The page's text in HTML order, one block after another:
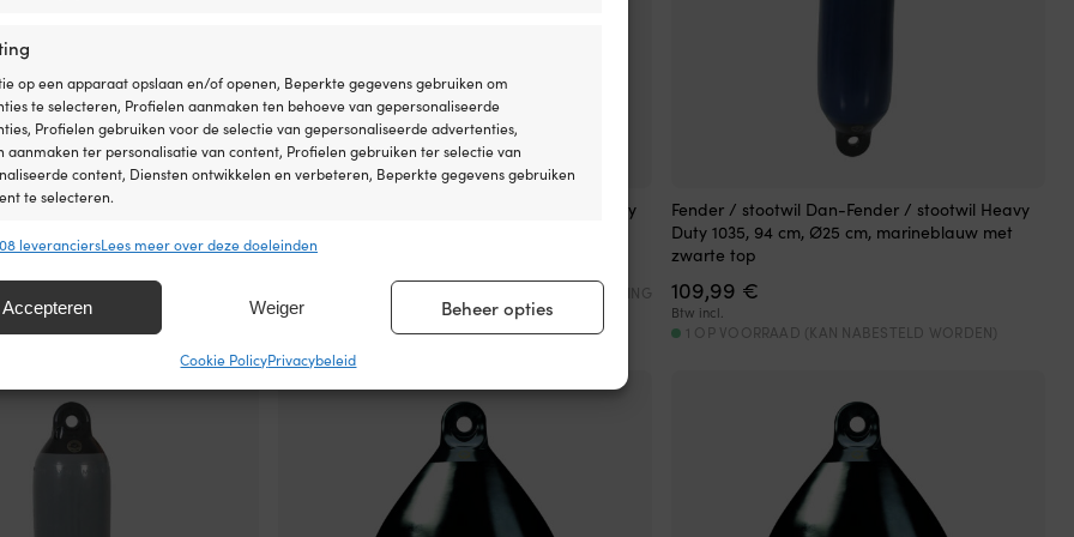
op een apparaat opslaan en/of openen, Beperkte gegevens gebruiken om
te selecteren, Profielen aanmaken ten behoeve van gepersonaliseerde
Profielen gebruiken voor de selectie van gepersonaliseerde advertenties,
aanmaken ter personalisatie van content, Profielen gebruiken ter selectie van
content, Diensten ontwikkelen en verbeteren, Beperkte gegevens gebruiken
te selecteren.
uit andere gegevensbronnen met elkaar matchen en combineren,
apparaten linken, Apparaten identificeren op basis van automatisch
informatie.
voor beveiliging, fraude voorkomen en detecteren en
opsporen, Advertenties en content leveren en tonen,
opslaan en delen.
leveranciersLees meer over deze doeleinden
Accepteren Weiger Beheer opties
Cookie PolicyPrivacybeleid
Dan-Fender / stootwil Heavy
Ø12.5 cm, wit met zwarte top
(KAN NABESTELD WORDEN)
Fender / stootwil Dan-Fender / stootwil Heavy
zwarte top
Btw incl.
BESCHIKBAAR VIA NABESTELLING
Fender / stootwil Dan-Fender / stootwil Heavy
Duty 1035, 94 cm, Ø25 cm, marineblauw met
zwarte top
109,99 €
Btw incl.
1 OP VOORRAAD (KAN NABESTELD WORDEN)